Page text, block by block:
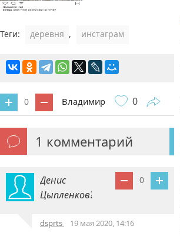
Теги: деревня , инстаграм
0 Владимир 0
1 комментарий
0
Денис
Цыпленков?
dsprts 19 мая 2020, 14:16